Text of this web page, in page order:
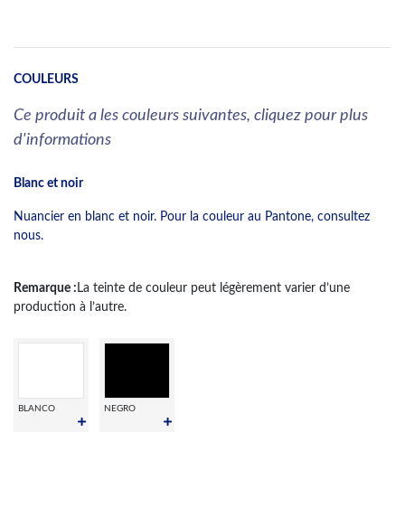
COULEURS
Ce produit a les couleurs suivantes, cliquez pour plus
d'informations
Blanc et noir
Nuancier en blanc et noir. Pour la couleur au Pantone, consultez
nous.
Remarque : La teinte de couleur peut légèrement varier d’une
production à l’autre.
BLANCO NEGRO